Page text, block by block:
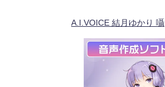
A.I.VOICE 結月ゆかり 囁